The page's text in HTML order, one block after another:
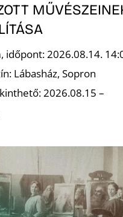
időpont: 2026.08.14.
Lábasház, Sopron
2026.08.15 –